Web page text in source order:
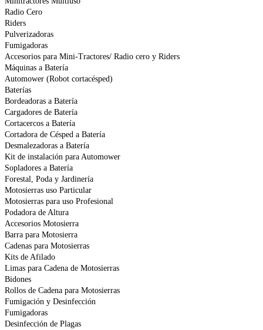
Radio Cero
Riders
Pulverizadoras
Fumigadoras
Accesorios para Mini-Tractores/ Radio cero y Riders
Máquinas a Batería
Automower (Robot cortacésped)
Baterías
Bordeadoras a Batería
Cargadores de Batería
Cortacercos a Batería
Cortadora de Césped a Batería
Desmalezadoras a Batería
Kit de instalación para Automower
Sopladores a Batería
Forestal, Poda y Jardinería
Motosierras uso Particular
Motosierras para uso Profesional
Podadora de Altura
Accesorios Motosierra
Barra para Motosierra
Cadenas para Motosierras
Kits de Afilado
Limas para Cadena de Motosierras
Bidones
Rollos de Cadena para Motosierras
Fumigación y Desinfección
Fumigadoras
Desinfección de Plagas